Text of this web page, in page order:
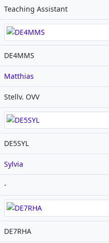
Teaching Assistant
DE4MMS
Matthias
Stellv. OVV
DE5SYL
Sylvia
-
DE7RHA